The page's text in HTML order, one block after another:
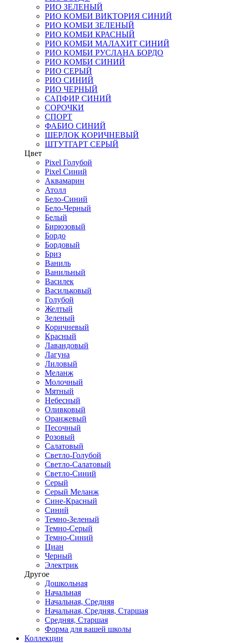
РИО ЗЕЛЕНЫЙ
РИО КОМБИ ВИКТОРИЯ СИНИЙ
РИО КОМБИ ЗЕЛЕНЫЙ
РИО КОМБИ КРАСНЫЙ
РИО КОМБИ МАЛАХИТ СИНИЙ
РИО КОМБИ РУСЛАНА БОРДО
РИО КОМБИ СИНИЙ
РИО СЕРЫЙ
РИО СИНИЙ
РИО ЧЕРНЫЙ
САПФИР СИНИЙ
СОРОЧКИ
СПОРТ
ФАБИО СИНИЙ
ШЕРЛОК КОРИЧНЕВЫЙ
ШТУТГАРТ СЕРЫЙ
Цвет
Pixel Голубой
Pixel Синий
Аквамарин
Атолл
Бело-Синий
Бело-Черный
Белый
Бирюзовый
Бордо
Бордовый
Бриз
Ваниль
Ванильный
Василек
Васильковый
Голубой
Желтый
Зеленый
Коричневый
Красный
Лавандовый
Лагуна
Лиловый
Меланж
Молочный
Мятный
Небесный
Оливковый
Оранжевый
Песочный
Розовый
Салатовый
Светло-Голубой
Светло-Салатовый
Светло-Синий
Серый
Серый Меланж
Сине-Красный
Синий
Темно-Зеленый
Темно-Серый
Темно-Синий
Циан
Черный
Электрик
Другое
Дошкольная
Начальная
Начальная, Средняя
Начальная, Средняя, Старшая
Средняя, Старшая
Форма для вашей школы
Коллекции